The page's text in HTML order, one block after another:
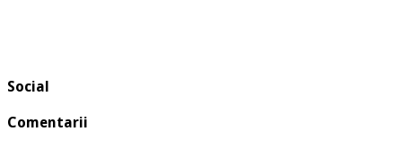
Social
Comentarii